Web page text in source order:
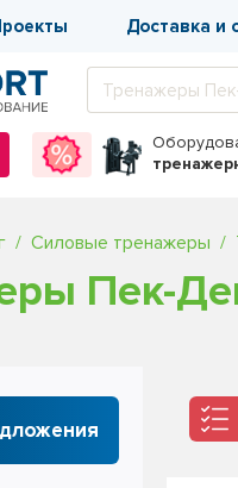
Доставка и
Силовые тренажеры
Пек-